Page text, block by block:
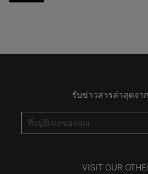
รับข่าวสารล่าสุดจาก
VISIT OUR